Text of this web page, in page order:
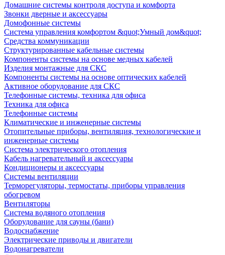
Домашние системы контроля доступа и комфорта
Звонки дверные и аксессуары
Домофонные системы
Система управления комфортом &quot;Умный дом&quot;
Средства коммуникации
Структурированные кабельные системы
Компоненты системы на основе медных кабелей
Изделия монтажные для СКС
Компоненты системы на основе оптических кабелей
Активное оборудование для СКС
Телефонные системы, техника для офиса
Техника для офиса
Телефонные системы
Климатические и инженерные системы
Отопительные приборы, вентиляция, технологические и
инженерные системы
Система электрического отопления
Кабель нагревательный и аксессуары
Кондиционеры и аксессуары
Системы вентиляции
Терморегуляторы, термостаты, приборы управления
обогревом
Вентиляторы
Система водяного отопления
Оборудование для сауны (бани)
Водоснабжение
Электрические приводы и двигатели
Водонагреватели